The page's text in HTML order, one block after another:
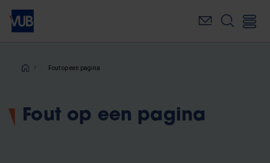
Overslaan
naar
inhoudKruimelpad
Fout op een pagina
Fout op een pagina